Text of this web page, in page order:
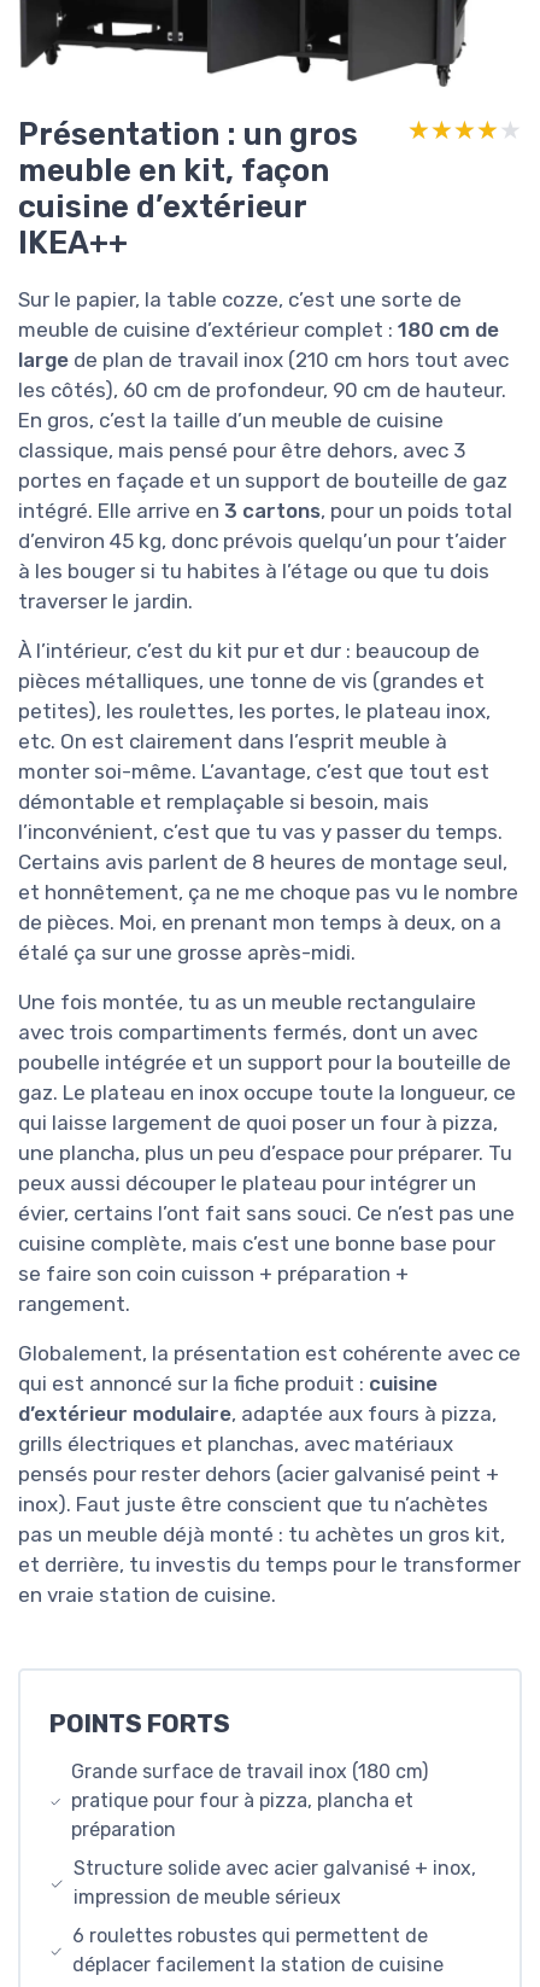
Présentation : un gros
meuble en kit, façon
cuisine d’extérieur
IKEA++
★★★★★
★★★★★
Sur le papier, la table cozze, c’est une sorte de
meuble de cuisine d’extérieur complet : 180 cm de
large de plan de travail inox (210 cm hors tout avec
les côtés), 60 cm de profondeur, 90 cm de hauteur.
En gros, c’est la taille d’un meuble de cuisine
classique, mais pensé pour être dehors, avec 3
portes en façade et un support de bouteille de gaz
intégré. Elle arrive en 3 cartons, pour un poids total
d’environ 45 kg, donc prévois quelqu’un pour t’aider
à les bouger si tu habites à l’étage ou que tu dois
traverser le jardin.
À l’intérieur, c’est du kit pur et dur : beaucoup de
pièces métalliques, une tonne de vis (grandes et
petites), les roulettes, les portes, le plateau inox,
etc. On est clairement dans l’esprit meuble à
monter soi-même. L’avantage, c’est que tout est
démontable et remplaçable si besoin, mais
l’inconvénient, c’est que tu vas y passer du temps.
Certains avis parlent de 8 heures de montage seul,
et honnêtement, ça ne me choque pas vu le nombre
de pièces. Moi, en prenant mon temps à deux, on a
étalé ça sur une grosse après-midi.
Une fois montée, tu as un meuble rectangulaire
avec trois compartiments fermés, dont un avec
poubelle intégrée et un support pour la bouteille de
gaz. Le plateau en inox occupe toute la longueur, ce
qui laisse largement de quoi poser un four à pizza,
une plancha, plus un peu d’espace pour préparer. Tu
peux aussi découper le plateau pour intégrer un
évier, certains l’ont fait sans souci. Ce n’est pas une
cuisine complète, mais c’est une bonne base pour
se faire son coin cuisson + préparation +
rangement.
Globalement, la présentation est cohérente avec ce
qui est annoncé sur la fiche produit : cuisine
d’extérieur modulaire, adaptée aux fours à pizza,
grills électriques et planchas, avec matériaux
pensés pour rester dehors (acier galvanisé peint +
inox). Faut juste être conscient que tu n’achètes
pas un meuble déjà monté : tu achètes un gros kit,
et derrière, tu investis du temps pour le transformer
en vraie station de cuisine.
POINTS FORTS
Grande surface de travail inox (180 cm)
pratique pour four à pizza, plancha et
préparation
Structure solide avec acier galvanisé + inox,
impression de meuble sérieux
6 roulettes robustes qui permettent de
déplacer facilement la station de cuisine